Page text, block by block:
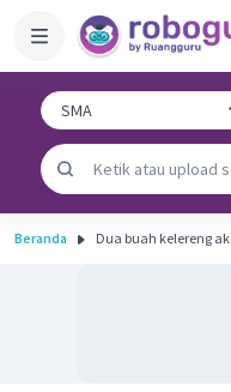
Beranda Dua buah kelereng